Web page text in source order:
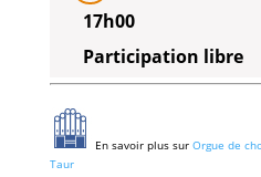
17h00
Participation libre
En savoir plus sur Orgue de
Taur